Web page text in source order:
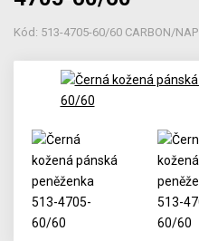
Kód: 513-4705-60/60 CARBON/NAP